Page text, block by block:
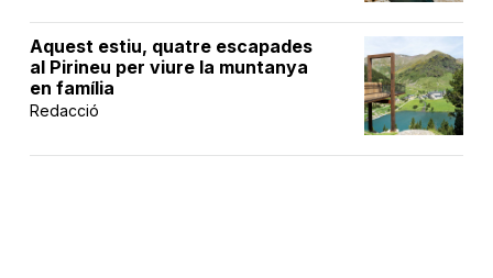
Aquest estiu, quatre escapades
al Pirineu per viure la muntanya
en família
Redacció